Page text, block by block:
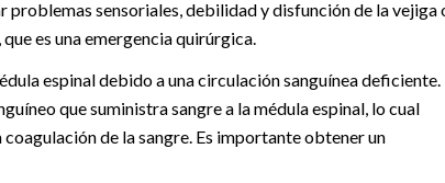
sensoriales, debilidad y disfunción de la vejiga
es una emergencia quirúrgica.
espinal debido a una circulación sanguínea deficiente.
que suministra sangre a la médula espinal, lo cual
de la sangre. Es importante obtener un